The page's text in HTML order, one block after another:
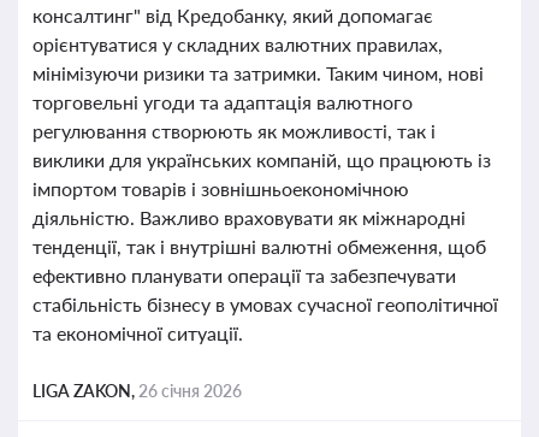
консалтинг" від Кредобанку, який допомагає
орієнтуватися у складних валютних правилах,
мінімізуючи ризики та затримки. Таким чином, нові
торговельні угоди та адаптація валютного
регулювання створюють як можливості, так і
виклики для українських компаній, що працюють із
імпортом товарів і зовнішньоекономічною
діяльністю. Важливо враховувати як міжнародні
тенденції, так і внутрішні валютні обмеження, щоб
ефективно планувати операції та забезпечувати
стабільність бізнесу в умовах сучасної геополітичної
та економічної ситуації.
LIGA ZAKON, 26 січня 2026